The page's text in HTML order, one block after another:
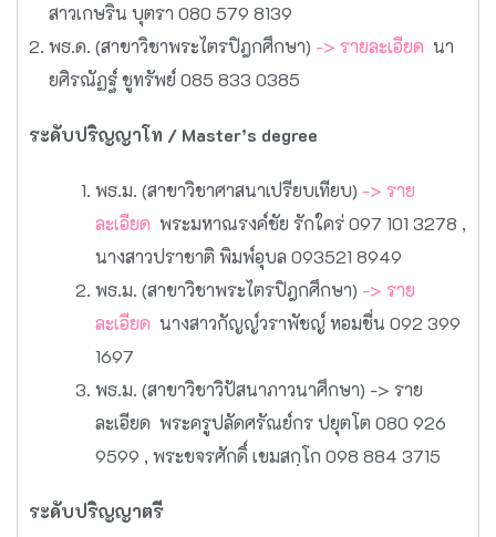
สาวเกษริน บุตรา 080 579 8139
พธ.ด. (สาขาวิชาพระไตรปิฎกศึกษา) -> รายละเอียด นา
ยศิรณัฏฐ์ ชูทรัพย์ 085 833 0385
ระดับปริญญาโท / Master’s degree
พธ.ม. (สาขาวิชาศาสนาเปรียบเทียบ) -> ราย
ละเอียด พระมหาณรงค์ชัย รักใคร่ 097 101 3278 ,
นางสาวปราชาติ พิมพ์อุบล 093521 8949
พธ.ม. (สาขาวิชาพระไตรปิฎกศึกษา) -> ราย
ละเอียด นางสาวกัญญ์วราพัชญ์ หอมชื่น 092 399
1697
พธ.ม. (สาขาวิชาวิปัสนาภาวนาศึกษา) -> ราย
ละเอียด พระครูปลัดศรัณย์กร ปยุตโต 080 926
9599 , พระขจรศักดิ์ เขมสกฺโก 098 884 3715
ระดับปริญญาตรี